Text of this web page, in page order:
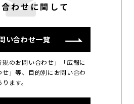
わせに関して
い合わせ一覧
規のお問い合わせ」「広報に
」等、目的別にお問い合わ
ます。